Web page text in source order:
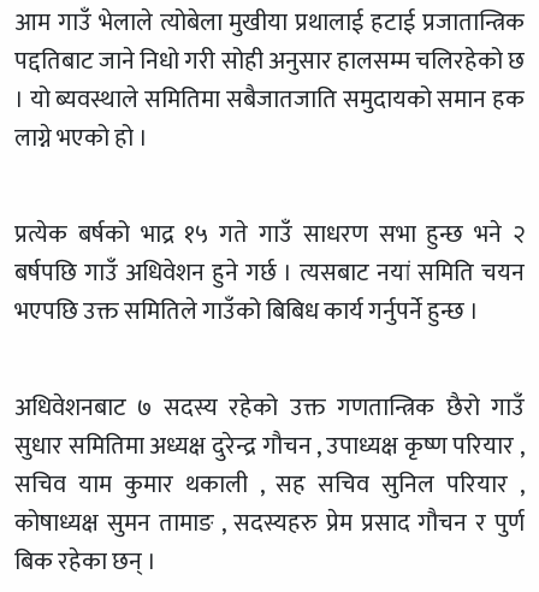
आम गाउँ भेलाले त्योबेला मुखीया प्रथालाई हटाई प्रजातान्त्रिक
पद्दतिबाट जाने निधो गरी सोही अनुसार हालसम्म चलिरहेको छ
। यो ब्यवस्थाले समितिमा सबैजातजाति समुदायको समान हक
लाग्ने भएको हो ।
प्रत्येक बर्षको भाद्र १५ गते गाउँ साधरण सभा हुन्छ भने २
बर्षपछि गाउँ अधिवेशन हुने गर्छ । त्यसबाट नयां समिति चयन
भएपछि उक्त समितिले गाउँको बिबिध कार्य गर्नुपर्ने हुन्छ ।
अधिवेशनबाट ७ सदस्य रहेको उक्त गणतान्त्रिक छैरो गाउँ
सुधार समितिमा अध्यक्ष दुरेन्द्र गौचन , उपाध्यक्ष कृष्ण परियार ,
सचिव याम कुमार थकाली , सह सचिव सुनिल परियार ,
कोषाध्यक्ष सुमन तामाङ , सदस्यहरु प्रेम प्रसाद गौचन र पुर्ण
बिक रहेका छन् ।